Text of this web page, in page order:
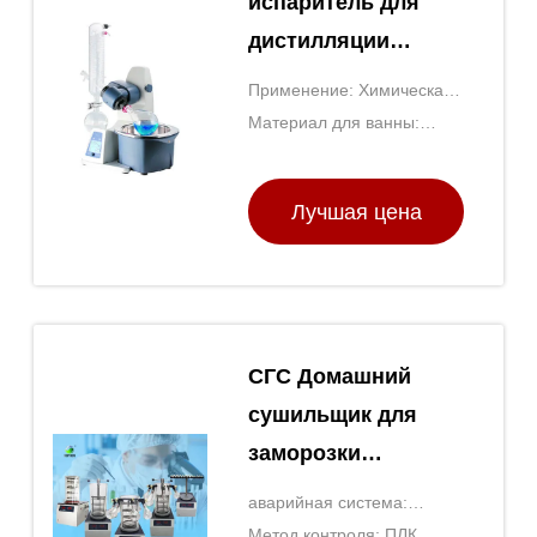
дистилляции
алкоголя из
нержавеющей
Применение: Химическая
промышленность
Материал для ванны:
Лучшая цена
СГС Домашний
сушильщик для
заморозки
лаборатория
Маленькая
аварийная система: